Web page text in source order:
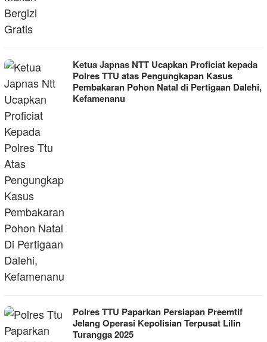
Ketua Japnas NTT Ucapkan Proficiat kepada
Polres TTU atas Pengungkapan Kasus
Pembakaran Pohon Natal di Pertigaan Dalehi,
Kefamenanu
Polres TTU Paparkan Persiapan Preemtif
Jelang Operasi Kepolisian Terpusat Lilin
Turangga 2025